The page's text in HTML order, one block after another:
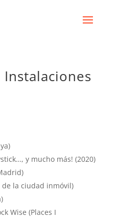
y mucho más! (2020)
de la ciudad inmóvil)
Wise (Places I